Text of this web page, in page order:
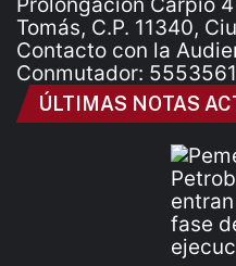
Prolongación Carpio
Tomás, C.P. 11340,
Contacto con la
Conmutador:
ÚLTIMAS NOTAS